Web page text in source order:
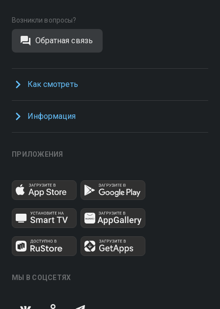
Возникли вопросы?
Обратная связь
Как смотреть
Информация
ПРИЛОЖЕНИЯ
МЫ В СОЦСЕТЯХ